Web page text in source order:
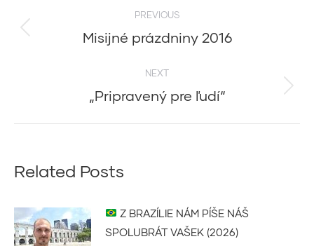
navigation
PREVIOUS
Previous
Misijné prázdniny 2016
NEXT
Next
„Pripravený pre ľudí“
Related Posts
Z BRAZÍLIE NÁM PÍŠE NÁŠ
SPOLUBRÁT VAŠEK (2026)